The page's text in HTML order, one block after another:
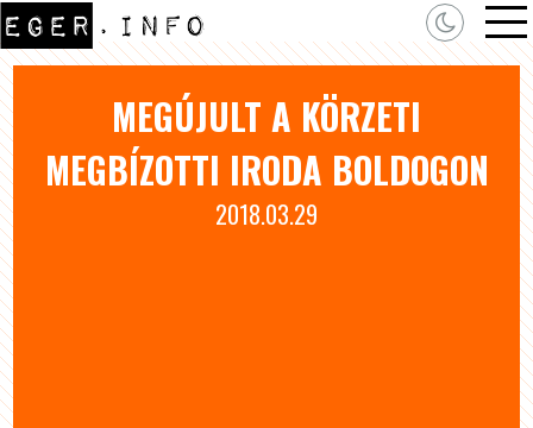
MEGÚJULT A KÖRZETI
MEGBÍZOTTI IRODA BOLDOGON
2018.03.29